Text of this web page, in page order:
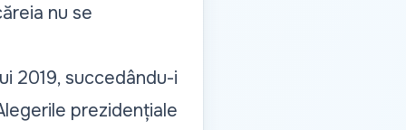
nu se
2019, succedându-i
prezidențiale